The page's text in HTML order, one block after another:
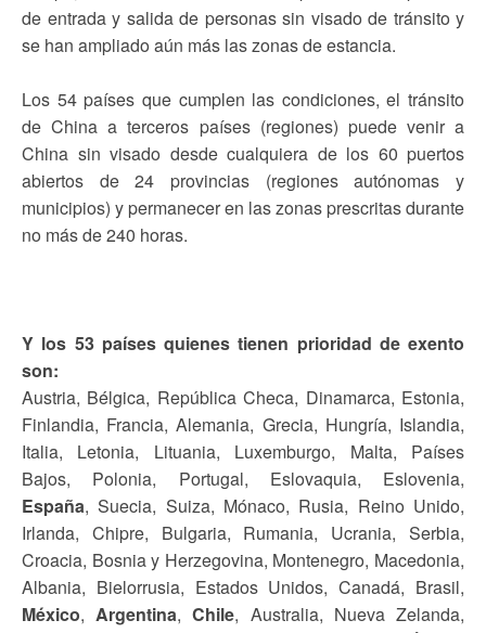
de entrada y salida de personas sin visado de tránsito y
se han ampliado aún más las zonas de estancia.
Los 54 países que cumplen las condiciones, el tránsito
de China a terceros países (regiones) puede venir a
China sin visado desde cualquiera de los 60 puertos
abiertos de 24 provincias (regiones autónomas y
municipios) y permanecer en las zonas prescritas durante
no más de 240 horas.
Y los 53 países quienes tienen prioridad de exento
son:
Austria, Bélgica, República Checa, Dinamarca, Estonia,
Finlandia, Francia, Alemania, Grecia, Hungría, Islandia,
Italia, Letonia, Lituania, Luxemburgo, Malta, Países
Bajos, Polonia, Portugal, Eslovaquia, Eslovenia,
España, Suecia, Suiza, Mónaco, Rusia, Reino Unido,
Irlanda, Chipre, Bulgaria, Rumania, Ucrania, Serbia,
Croacia, Bosnia y Herzegovina, Montenegro, Macedonia,
Albania, Bielorrusia, Estados Unidos, Canadá, Brasil,
México,Argentina,Chile, Australia, Nueva Zelanda,